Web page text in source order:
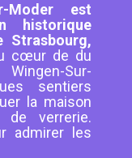
Moder est
historique
Strasbourg,
cœur de du
Sur-
sentiers
la maison
verrerie.
admirer les